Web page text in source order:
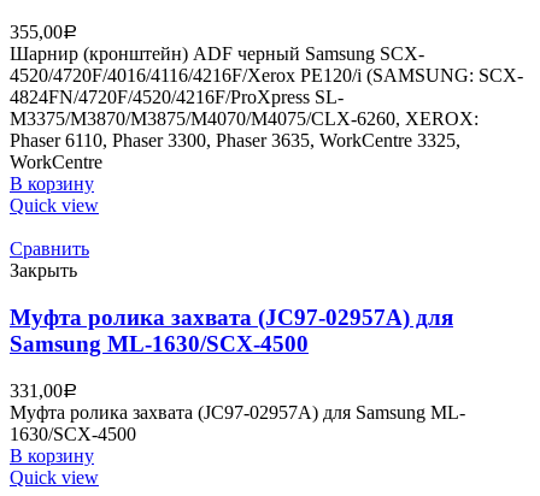
355,00Р
Шарнир (кронштейн) ADF черный Samsung SCX-
4520/4720F/4016/4116/4216F/Xerox PE120/i (SAMSUNG: SCX-
4824FN/4720F/4520/4216F/ProXpress SL-
M3375/M3870/M3875/M4070/M4075/CLX-6260, XEROX:
Phaser 6110, Phaser 3300, Phaser 3635, WorkCentre 3325,
WorkCentre
В корзину
Quick view
Сравнить
Закрыть
Муфта ролика захвата (JC97-02957A) для
Samsung ML-1630/SCX-4500
331,00Р
Муфта ролика захвата (JC97-02957A) для Samsung ML-
1630/SCX-4500
В корзину
Quick view